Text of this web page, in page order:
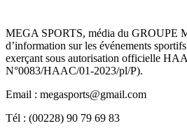
MEGA SPORTS, média du GROUPE
d’information sur les événements
exerçant sous autorisation officielle
N°0083/HAAC/01-2023/pl/P).
Email : megasports@gmail.com
Tél : (00228) 90 79 69 83